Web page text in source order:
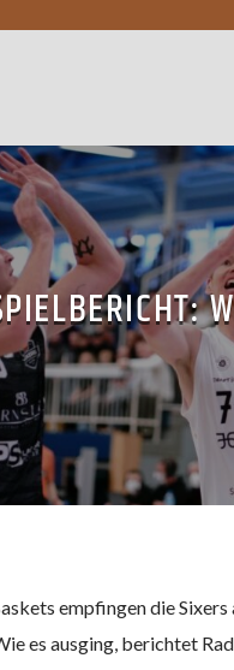
empfingen die
es ausging, berichtet